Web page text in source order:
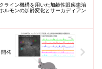
ライン機構を用いた加齢性眼疾患治
ルモンの加齢変化とサーカディアン
開発